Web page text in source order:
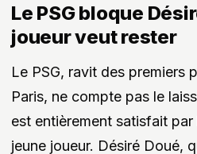
Le PSG bloque
joueur veut rester
Le PSG, ravit des premiers
Paris, ne compte pas le
est entièrement satisfait
jeune joueur. Désiré Doué,